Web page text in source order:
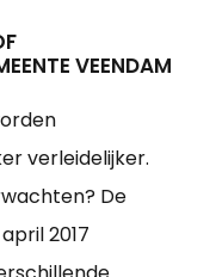
VEENDAM
verleidelijker.
De
2017